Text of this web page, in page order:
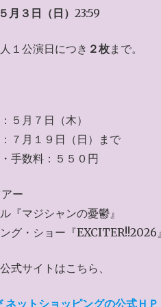
５月３日（日） 23:59
１公演日につき ２枚まで。
月７日（木）
７月１９日（日）まで
手数料：５５０円
ー
『マジシャンの憂鬱』
ング・ショー『EXCITER!!2026
式サイトはこちら、
ネットショッピングの公式ＨＰ